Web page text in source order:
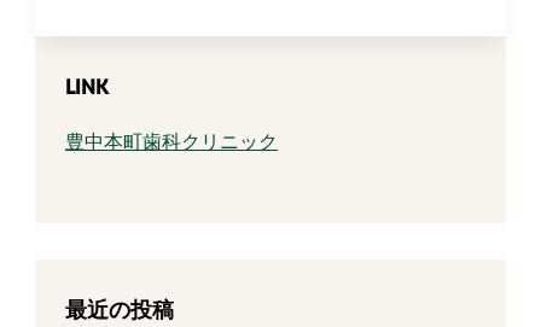
LINK
豊中本町歯科クリニック
最近の投稿